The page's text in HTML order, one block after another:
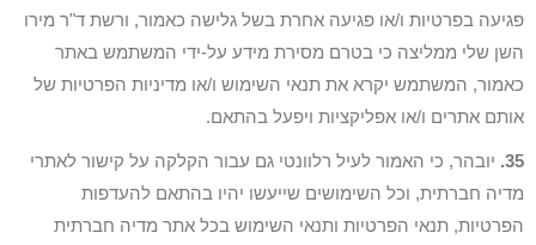
פגיעה בפרטיות ו/או פגיעה אחרת בשל גלישה כאמור, ורשת ד"ר מירו
השן שלי ממליצה כי בטרם מסירת מידע על-ידי המשתמש באתר
כאמור, המשתמש יקרא את תנאי השימוש ו/או מדיניות הפרטיות של
אותם אתרים ו/או אפליקציות ויפעל בהתאם.
35. יובהר, כי האמור לעיל רלוונטי גם עבור הקלקה על קישור לאתרי
מדיה חברתית, וכל השימושים שייעשו יהיו בהתאם להעדפות
הפרטיות, תנאי הפרטיות ותנאי השימוש בכל אתר מדיה חברתית